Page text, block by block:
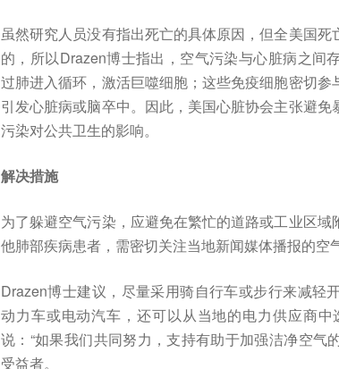
虽然研究人员没有指出死亡的具体原因，但全美国
的，所以Drazen博士指出，空气污染与心脏病之间
过肺进入循环，激活巨噬细胞；这些免疫细胞密切
引发心脏病或脑卒中。因此，美国心脏协会主张避
污染对公共卫生的影响。
解决措施
为了躲避空气污染，应避免在繁忙的道路或工业区
他肺部疾病患者，需密切关注当地新闻媒体播报的空
Drazen博士建议，尽量采用骑自行车或步行来减轻
动力车或电动汽车，还可以从当地的电力供应商
说：“如果我们共同努力，支持有助于加强洁净空气
受益者。